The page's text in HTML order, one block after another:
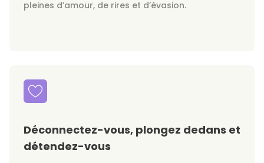
pleines d’amour, de rires et d’évasion.
Déconnectez-vous, plongez dedans et
détendez-vous